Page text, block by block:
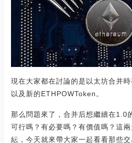
現在大家都在討論的是以太坊合并
以及新的ETHPOWToken。
那么問題來了，合并后想繼續在1.0
可行嗎？有必要嗎？有價值嗎？這
紜，今天就來帶大家一起看看那些